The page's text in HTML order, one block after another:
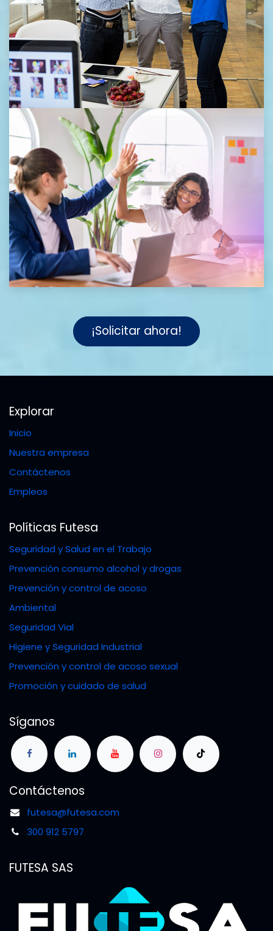
¡Solicitar ahora!
Explorar
Inicio
Nuestra empresa
Contáctenos
Empleos
Políticas Futesa
Seguridad y Salud en el Trabajo
Prevención consumo alcohol y drogas
Prevención y control de acoso
Ambiental
Seguridad Vial
Higiene y Seguridad Industrial
Prevención y control de acoso sexual
Promoción y cuidado de salud
Síganos
Contáctenos
futesa@futesa.com
300 912 5797
FUTESA SAS